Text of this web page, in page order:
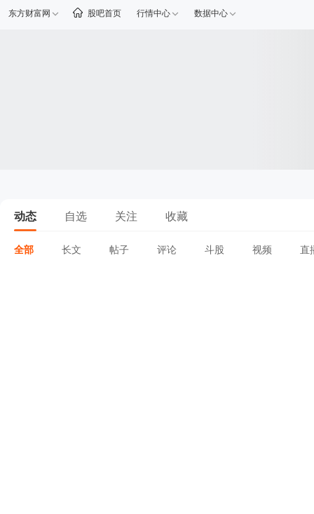
东方财富网 股吧首页 行情中心 数据中心
动态 自选 关注 收藏
全部 长文 帖子 评论 斗股 视频 直